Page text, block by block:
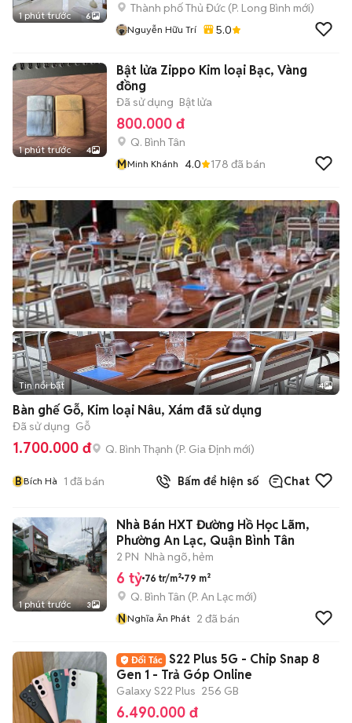
1 phút trước 6
Thành phố Thủ Đức (P. Long Bình mới)
Nguyễn Hữu Trí 5.0
1 phút trước 4
Bật lửa Zippo Kim loại Bạc, Vàng
đồng
Đã sử dụng Bật lửa
800.000 đ
Q. Bình Tân
MMinh Khánh 4.0 178 đã bán
Tin nổi bật 4
Bàn ghế Gỗ, Kim loại Nâu, Xám đã sử dụng
Đã sử dụng Gỗ
1.700.000 đ Q. Bình Thạnh (P. Gia Định mới)
BBích Hà 1 đã bán Bấm để hiện số Chat
1 phút trước 3
Nhà Bán HXT Đường Hồ Học Lãm,
Phường An Lạc, Quận Bình Tân
2 PN Nhà ngõ, hẻm
6 tỷ 76 tr/m² 79 m²
Q. Bình Tân (P. An Lạc mới)
NNghĩa Ân Phát 2 đã bán
S22 Plus 5G - Chip Snap 8
Gen 1 - Trả Góp Online
Galaxy S22 Plus 256 GB
6.490.000 đ